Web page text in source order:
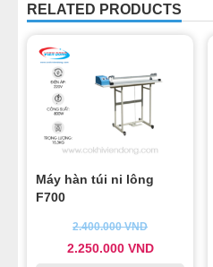
10-Máy hàn túi ni lông F700
RELATED PRODUCTS
Máy hàn túi ni lông
F700
2.400.000VND
2.250.000 VND